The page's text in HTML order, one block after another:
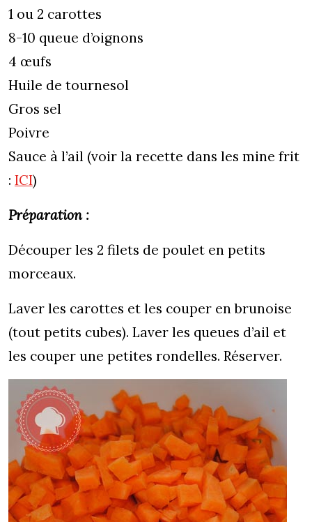
1 ou 2 carottes
8-10 queue d’oignons
4 œufs
Huile de tournesol
Gros sel
Poivre
Sauce à l’ail (voir la recette dans les mine frit
: ICI)
Préparation :
Découper les 2 filets de poulet en petits
morceaux.
Laver les carottes et les couper en brunoise
(tout petits cubes). Laver les queues d’ail et
les couper une petites rondelles. Réserver.